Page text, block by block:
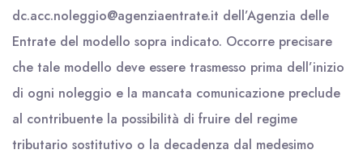
dc.acc.noleggio@agenziaentrate.it dell’Agenzia delle
Entrate del modello sopra indicato. Occorre precisare
che tale modello deve essere trasmesso prima dell’inizio
di ogni noleggio e la mancata comunicazione preclude
al contribuente la possibilità di fruire del regime
tributario sostitutivo o la decadenza dal medesimo